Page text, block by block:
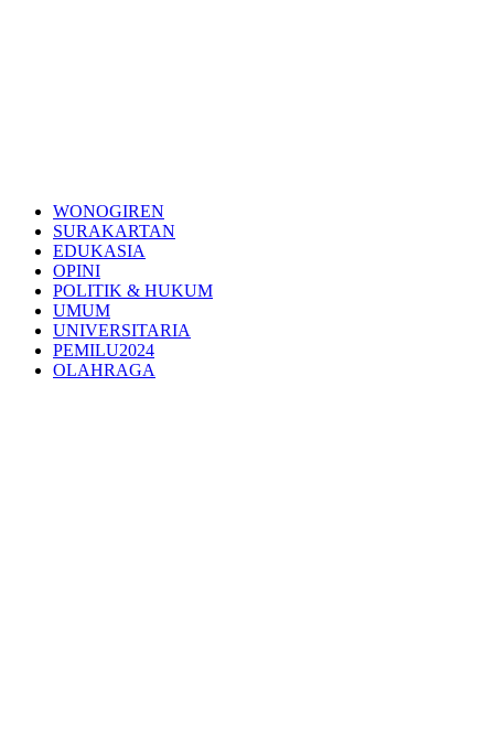
WONOGIREN
SURAKARTAN
EDUKASIA
OPINI
POLITIK & HUKUM
UMUM
UNIVERSITARIA
PEMILU2024
OLAHRAGA